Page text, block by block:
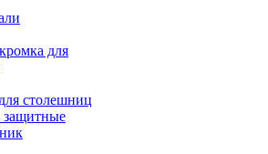
для
столешниц
защитные